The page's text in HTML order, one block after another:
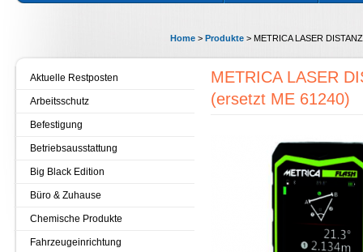
Home > Produkte > METRICA LASER
METRICA LASER
(ersetzt ME 61240)
Aktuelle Restposten
Arbeitsschutz
Befestigung
Betriebsausstattung
Big Black Edition
Büro & Zuhause
Chemische Produkte
Fahrzeugeinrichtung